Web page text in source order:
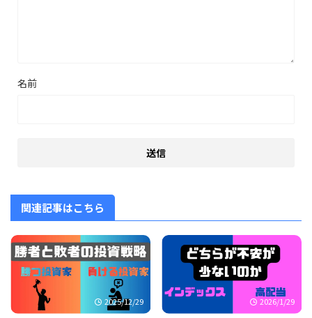
名前
関連記事はこちら
2025/12/29 2026/1/29